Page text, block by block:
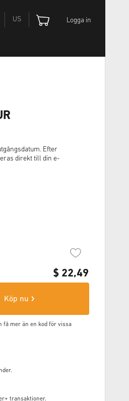
US Logga in
Efter
direkt till din e-
$ 22,49
Köp nu
få mer än en kod för vissa
transaktioner.